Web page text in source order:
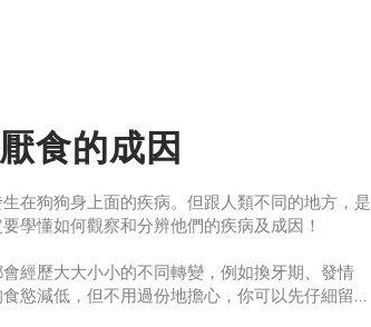
食的成因
在狗狗身上面的疾病。但跟人類不同的地方，是
學懂如何觀察和分辨他們的疾病及成因！
經歷大大小小的不同轉變，例如換牙期、發情
慾減低，但不用過份地擔心，你可以先仔細留意